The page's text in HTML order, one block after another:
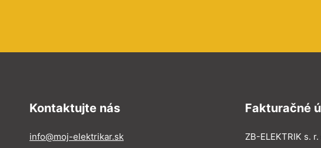
Kontaktujte nás
info@moj-elektrikar.sk
Fakturačné
ZB-ELEKTRIK s. r.